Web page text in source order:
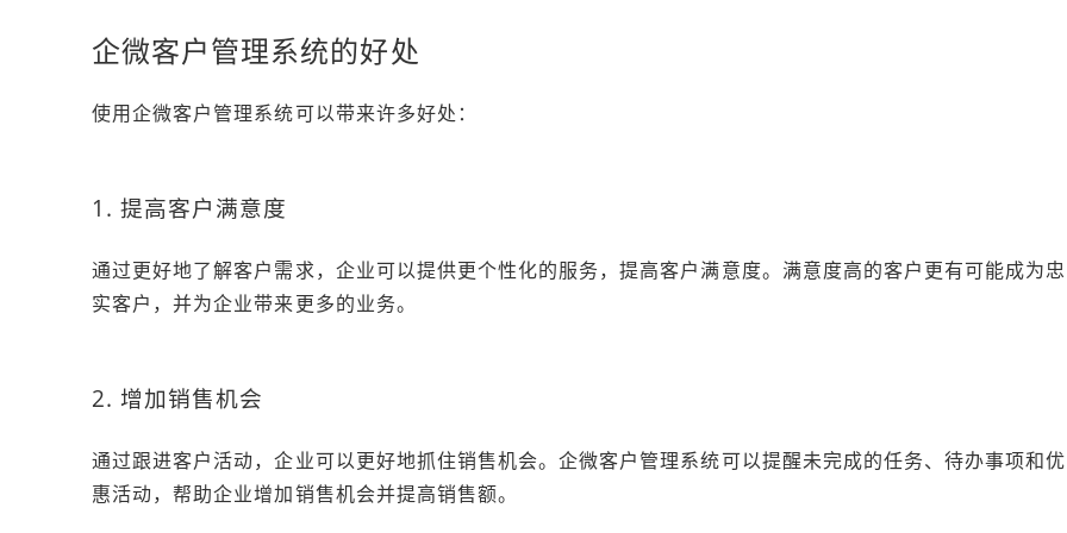
企微客户管理系统的好处
使用企微客户管理系统可以带来许多好处：
1. 提高客户满意度
通过更好地了解客户需求，企业可以提供更个性化的服务，提高客户满意度。满意度高的客户更有可能成为忠
实客户，并为企业带来更多的业务。
2. 增加销售机会
通过跟进客户活动，企业可以更好地抓住销售机会。企微客户管理系统可以提醒未完成的任务、待办事项和优
惠活动，帮助企业增加销售机会并提高销售额。